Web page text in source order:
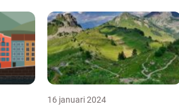
16 januari 2024